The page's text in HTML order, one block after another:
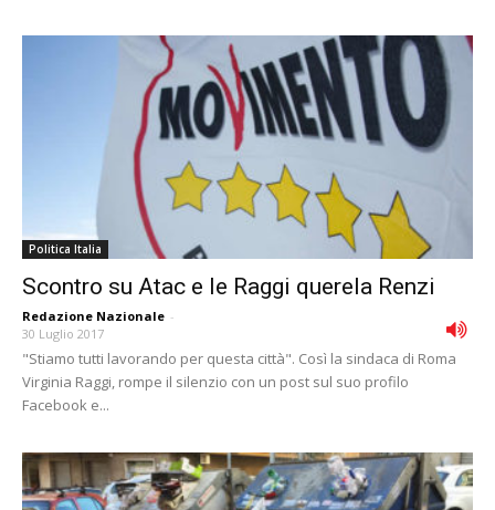
Politica Italia
Scontro su Atac e le Raggi querela Renzi
Redazione Nazionale -
30 Luglio 2017
"Stiamo tutti lavorando per questa città". Così la sindaca di Roma
Virginia Raggi, rompe il silenzio con un post sul suo profilo
Facebook e...